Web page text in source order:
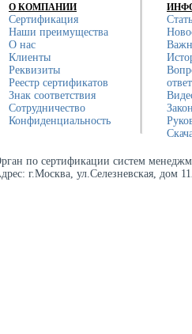
О КОМПАНИИ
Сертификация
Наши преимущества
О нас
Клиенты
Реквизиты
Реестр сертификатов
Знак соответствия
Сотрудничество
Конфиденциальность
по сертификации систем
г.Москва, ул.Селезневская, дом